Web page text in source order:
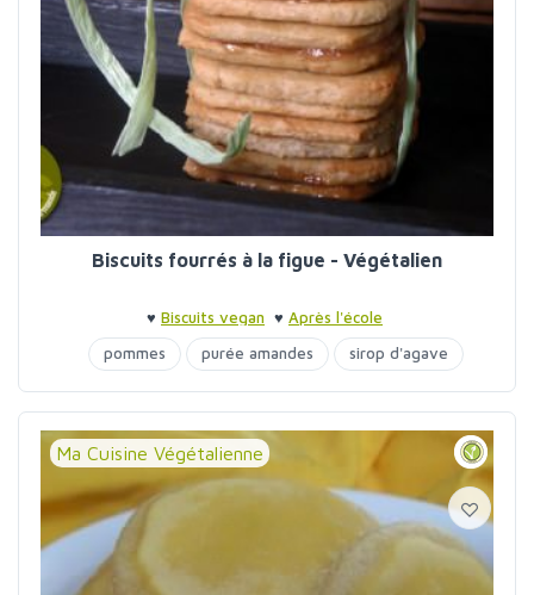
Biscuits fourrés à la figue - Végétalien
♥ Biscuits vegan ♥ Après l'école
pommes
purée amandes sirop d'agave
Ma Cuisine Végétalienne